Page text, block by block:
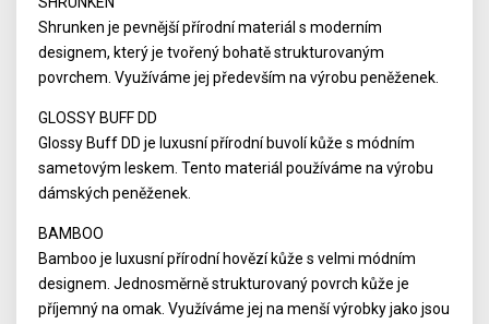
Shrunken je pevnější přírodní materiál s moderním
designem, který je tvořený bohatě strukturovaným
povrchem. Využíváme jej především na výrobu peněženek.
GLOSSY BUFF DD
Glossy Buff DD je luxusní přírodní buvolí kůže s módním
sametovým leskem. Tento materiál používáme na výrobu
dámských peněženek.
BAMBOO
Bamboo je luxusní přírodní hovězí kůže s velmi módním
designem. Jednosměrně strukturovaný povrch kůže je
příjemný na omak. Využíváme jej na menší výrobky jako jsou